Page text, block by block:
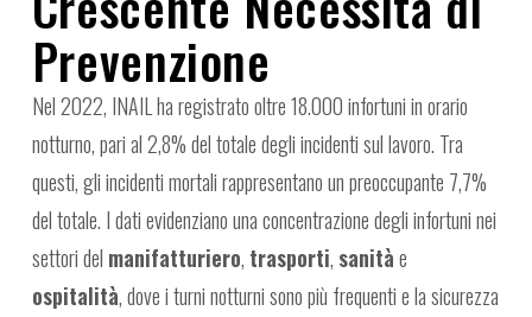
Prevenzione
Nel 2022, INAIL ha registrato oltre 18.000 infortuni in orario
notturno, pari al 2,8% del totale degli incidenti sul lavoro. Tra
questi, gli incidenti mortali rappresentano un preoccupante 7,7%
del totale. I dati evidenziano una concentrazione degli infortuni nei
settori del manifatturiero, trasporti, sanitàe
ospitalità, dove i turni notturni sono più frequenti e la sicurezza